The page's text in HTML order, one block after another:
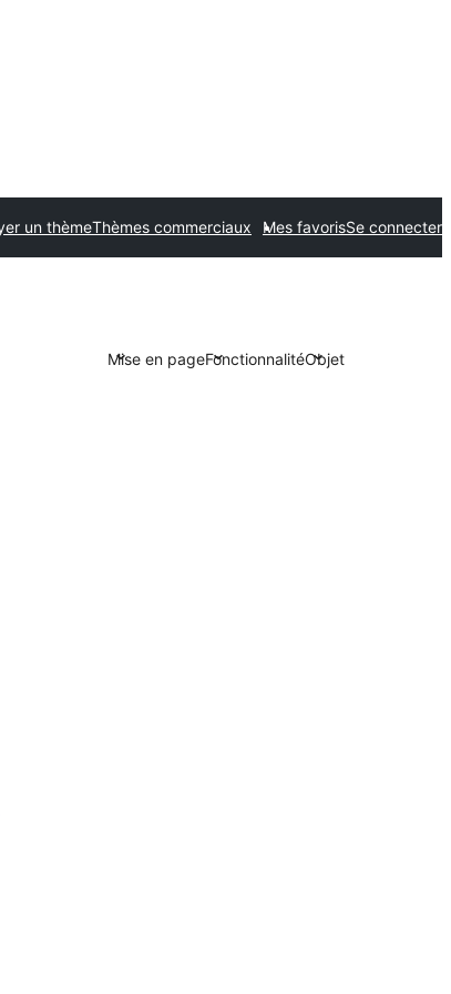
un thèmeThèmes commerciaux Mes favorisSe connecter
Mise en pageFonctionnalitéObjet